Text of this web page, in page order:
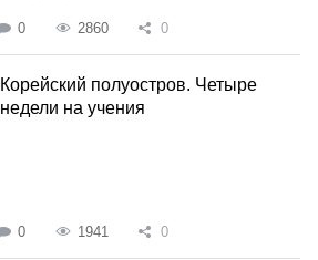
0 2860 0
Корейский полуостров. Четыре
недели на учения
0 1941 0